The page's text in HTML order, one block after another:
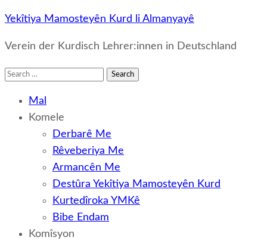
Yekîtiya Mamosteyên Kurd li Almanyayê
Verein der Kurdisch Lehrer:innen in Deutschland
Search
Mal
Komele
Derbarê Me
Rêveberiya Me
Armancên Me
Destûra Yekîtiya Mamosteyên Kurd
Kurtedîroka YMKê
Bibe Endam
Komîsyon